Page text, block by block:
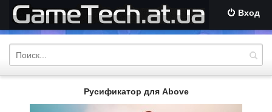
Вход
Русификатор для Above